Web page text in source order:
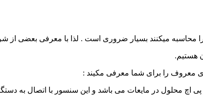
را محاسبه میکنند بسیار ضروری است . لذا با معرفی بعضی از
هستیم.
معروف را برای شما معرفی مکیند :
محلول در مایعات می باشد و این سنسور با اتصال به